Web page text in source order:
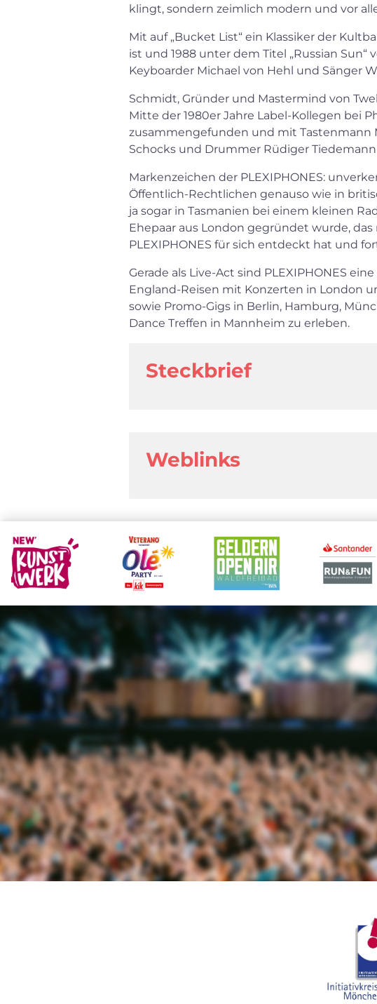
klingt, sondern zeimlich modern und vor
Mit auf „Bucket List“ ein Klassiker der
ist und 1988 unter dem Titel „Russian Sun“
Keyboarder Michael von Hehl und Sänger
Schmidt, Gründer und Mastermind von
Mitte der 1980er Jahre Label-Kollegen bei
zusammengefunden und mit Tastenmann
Schocks und Drummer Rüdiger
Markenzeichen der PLEXIPHONES:
Öffentlich-Rechtlichen genauso wie in
ja sogar in Tasmanien bei einem kleinen
Ehepaar aus London gegründet wurde,
PLEXIPHONES für sich entdeckt hat und
Gerade als Live-Act sind PLEXIPHONES
England-Reisen mit Konzerten in London
sowie Promo-Gigs in Berlin, Hamburg,
Dance Treffen in Mannheim zu erleben.
Steckbrief
Weblinks